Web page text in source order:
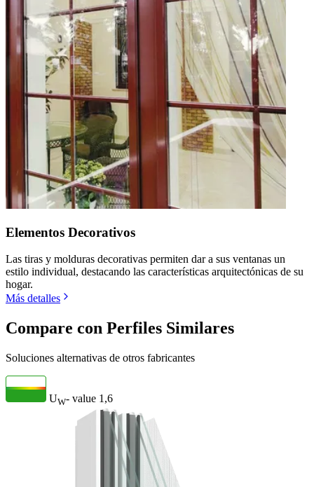
Elementos Decorativos
Las tiras y molduras decorativas permiten dar a sus ventanas un
estilo individual, destacando las características arquitectónicas de su
hogar.
Más detalles
Compare con Perfiles Similares
Soluciones alternativas de otros fabricantes
UW- value 1,6